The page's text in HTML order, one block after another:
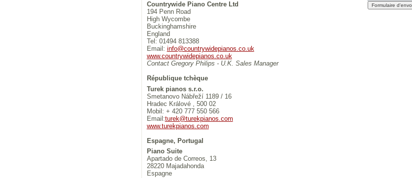
Countrywide Piano Centre Ltd
194 Penn Road
High Wycombe
Buckinghamshire
England
Tel: 01494 813388
Email: info@countrywidepianos.co.uk
www.countrywidepianos.co.uk
Contact Gregory Philips - U.K. Sales Manager
République tchèque
Turek pianos s.r.o.
Smetanovo Nábřeží 1189 / 16
Hradec Králové , 500 02
Mobil: + 420 777 550 566
Email:turek@turekpianos.com
www.turekpianos.com
Espagne, Portugal
Piano Suite
Apartado de Correos, 13
28220 Majadahonda
Espagne